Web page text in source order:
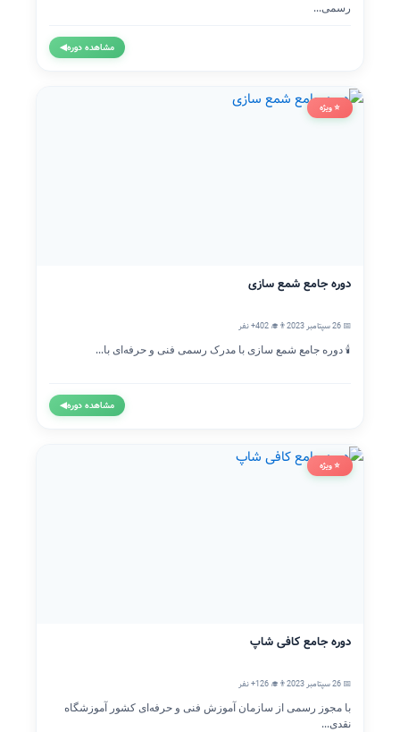
رسمی...
مشاهده دوره◀
⭐ ویژه
دوره جامع شمع سازی
📅 26 سپتامبر 2023
👨‍🎓 402+ نفر
🕯️ دوره جامع شمع سازی با مدرک رسمی فنی و حرفه‌ای با...
مشاهده دوره◀
⭐ ویژه
دوره جامع کافی شاپ
📅 26 سپتامبر 2023
👨‍🎓 126+ نفر
با مجوز رسمی از سازمان آموزش فنی و حرفه‌ای کشور آموزشگاه
نقدی...